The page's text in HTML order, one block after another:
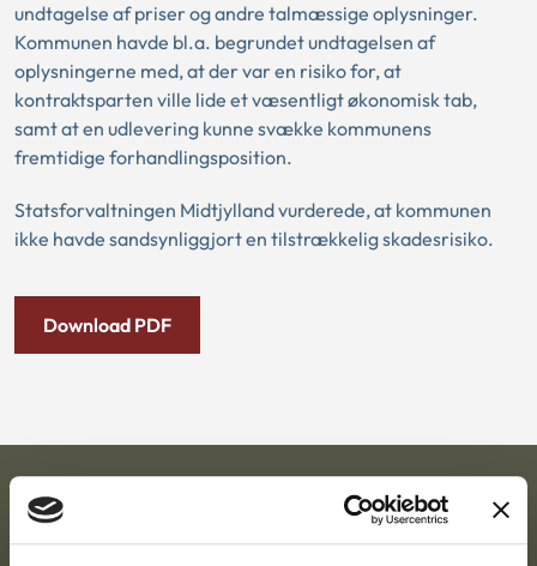
undtagelse af priser og andre talmæssige oplysninger.
Kommunen havde bl.a. begrundet undtagelsen af
oplysningerne med, at der var en risiko for, at
kontraktsparten ville lide et væsentligt økonomisk tab,
samt at en udlevering kunne svække kommunens
fremtidige forhandlingsposition.
Statsforvaltningen Midtjylland vurderede, at kommunen
ikke havde sandsynliggjort en tilstrækkelig skadesrisiko.
Download PDF
Ankestyrelsen
Postadresse: